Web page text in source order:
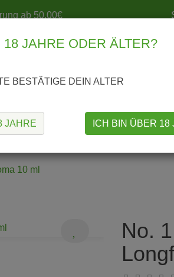
18 JAHRE ODER ÄLTER?
BESTÄTIGE DEIN ALTER
JAHRE ICH BIN ÜBER 18
ab 50,00€
10 ml
No.